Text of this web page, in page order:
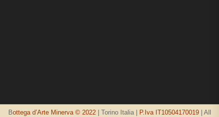
Bottega d’Arte Minerva © 2022| Torino Italia | P.Iva IT10504170019| All